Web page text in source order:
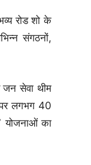
रोड शो के
संगठनों,
जन सेवा थीम
पर लगभग 40
योजनाओं का